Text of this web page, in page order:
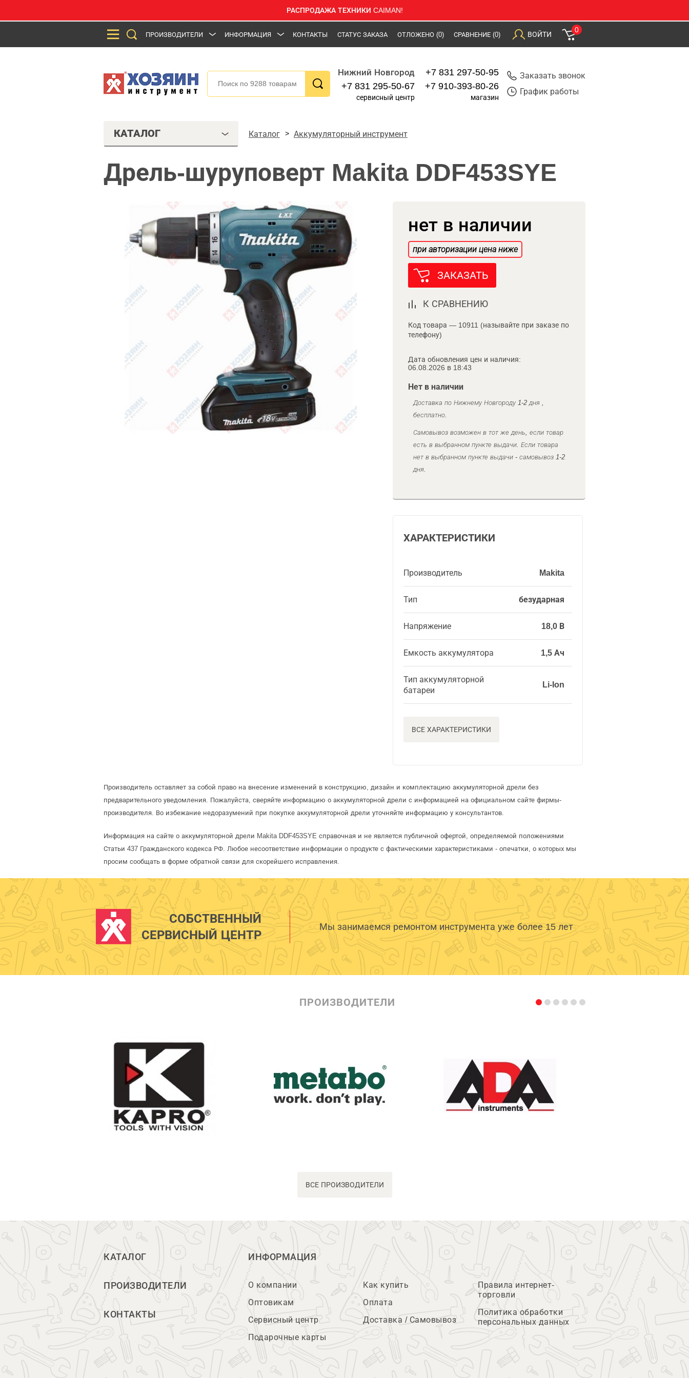
РАСПРОДАЖА ТЕХНИКИ CAIMAN!
ПРОИЗВОДИТЕЛИ ИНФОРМАЦИЯ КОНТАКТЫ СТАТУС ЗАКАЗА ОТЛОЖЕНО (0) СРАВНЕНИЕ (0) ВОЙТИ
0
Нижний Новгород
+7 831 295-50-67
сервисный центр
+7 831 297-50-95
+7 910-393-80-26
магазин
Заказать звонок
График работы
КАТАЛОГ Каталог Аккумуляторный инструмент
Дрель-шуруповерт Makita DDF453SYE
нет в наличии
при авторизации цена ниже
ЗАКАЗАТЬ
К СРАВНЕНИЮ
Код товара — 10911 (называйте при заказе по
телефону)
Дата обновления цен и наличия:
06.08.2026 в 18:43
Нет в наличии
Доставка по Нижнему Новгороду 1-2 дня ,
бесплатно.
Самовывоз возможен в тот же день, если товар
есть в выбранном пункте выдачи. Если товара
нет в выбранном пункте выдачи - самовывоз 1-2
дня.
ХАРАКТЕРИСТИКИ
Производитель Makita
Тип безударная
Напряжение 18,0 В
Емкость аккумулятора 1,5 Ач
Тип аккумуляторной
батареи
Li-Ion
ВСЕ ХАРАКТЕРИСТИКИ
Производитель оставляет за собой право на внесение изменений в конструкцию, дизайн и комплектацию аккумуляторной дрели без
предварительного уведомления. Пожалуйста, сверяйте информацию о аккумуляторной дрели с информацией на официальном сайте фирмы-
производителя. Во избежание недоразумений при покупке аккумуляторной дрели уточняйте информацию у консультантов.
Информация на сайте о аккумуляторной дрели Makita DDF453SYE справочная и не является публичной офертой, определяемой положениями
Статьи 437 Гражданского кодекса РФ. Любое несоответствие информации о продукте с фактическими характеристиками - опечатки, о которых мы
просим сообщать в форме обратной связи для скорейшего исправления.
СОБСТВЕННЫЙ
СЕРВИСНЫЙ ЦЕНТР
Мы занимаемся ремонтом инструмента уже более 15 лет
ПРОИЗВОДИТЕЛИ
ВСЕ ПРОИЗВОДИТЕЛИ
КАТАЛОГ
ПРОИЗВОДИТЕЛИ
КОНТАКТЫ
ИНФОРМАЦИЯ
О компании
Оптовикам
Сервисный центр
Подарочные карты
Как купить
Оплата
Доставка / Самовывоз
Правила интернет-
торговли
Политика обработки
персональных данных